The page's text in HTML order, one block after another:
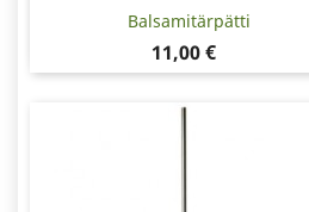
Balsamitärpätti
Hinta
11,00 €